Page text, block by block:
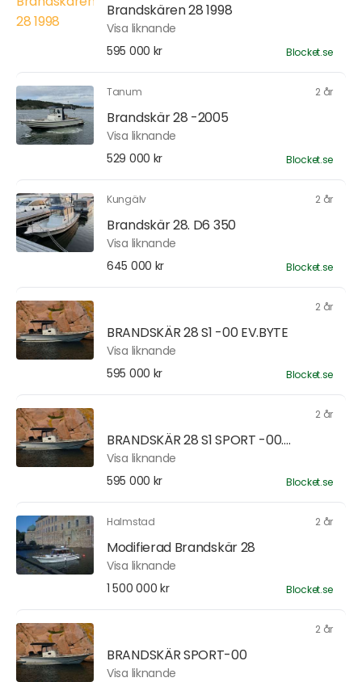
Brandskären 28 1998
Visa liknande
595 000 kr
Blocket.se
Tanum 2 år
Brandskär 28 -2005
Visa liknande
529 000 kr
Blocket.se
Kungälv 2 år
Brandskär 28. D6 350
Visa liknande
645 000 kr
Blocket.se
2 år
BRANDSKÄR 28 S1 -00 EV.BYTE
Visa liknande
595 000 kr
Blocket.se
2 år
BRANDSKÄR 28 S1 SPORT -00....
Visa liknande
595 000 kr
Blocket.se
Halmstad 2 år
Modifierad Brandskär 28
Visa liknande
1 500 000 kr
Blocket.se
2 år
BRANDSKÄR SPORT-00
Visa liknande